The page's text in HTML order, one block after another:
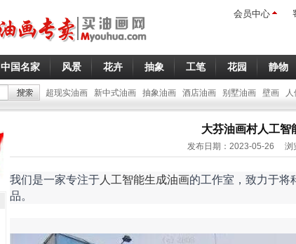
会员中心
中国名家 风景 花卉 抽象 工笔 花园 静物
超现实油画 新中式油画 抽象油画 酒店油画 别墅油画 壁画
大芬油画村人工智
发布日期：2023-05-26 浏
我们是一家专注于人工智能生成油画的工作室，致力于将
品。